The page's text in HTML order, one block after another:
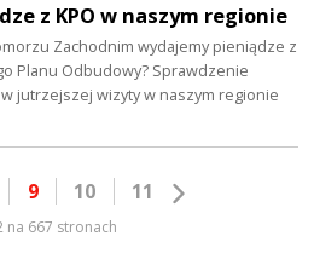
z KPO w naszym regionie
Zachodnim wydajemy pieniądze z
Planu Odbudowy? Sprawdzenie
jutrzejszej wizyty w naszym regionie
9 10 11
na 667 stronach